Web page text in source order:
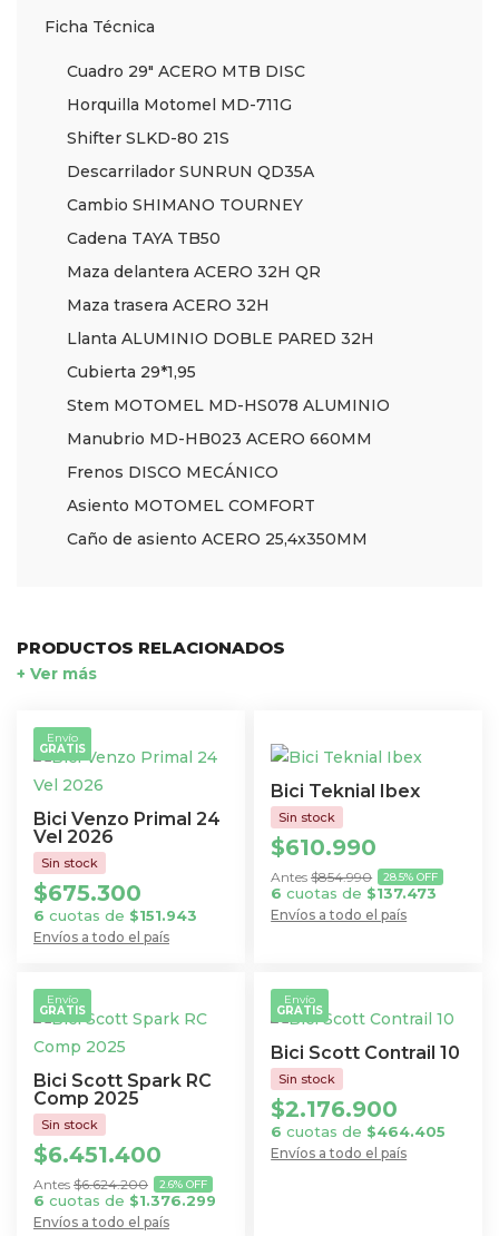
Ficha Técnica
Cuadro 29″ ACERO MTB DISC
Horquilla Motomel MD-711G
Shifter SLKD-80 21S
Descarrilador SUNRUN QD35A
Cambio SHIMANO TOURNEY
Cadena TAYA TB50
Maza delantera ACERO 32H QR
Maza trasera ACERO 32H
Llanta ALUMINIO DOBLE PARED 32H
Cubierta 29*1,95
Stem MOTOMEL MD-HS078 ALUMINIO
Manubrio MD-HB023 ACERO 660MM
Frenos DISCO MECÁNICO
Asiento MOTOMEL COMFORT
Caño de asiento ACERO 25,4x350MM
PRODUCTOS RELACIONADOS
+ Ver más
Bici Venzo Primal 24
Vel 2026
Envío
GRATIS
Envíos a todo el país
$675.300
6 cuotas de $151.943
producto
tiene
múltiples
variantes.
Las
opciones
se
pueden
elegir
Bici Teknial Ibex
Envíos a todo el país
$854.990
$610.990
28.5% OFF
6 cuotas de $137.473
tiene
múltiples
variantes.
Las
opciones
se
pueden
Bici Scott Spark RC
Comp 2025
Envío
GRATIS
Envíos a todo el país
$6.624.200
$6.451.400
2.6% OFF
6 cuotas de $1.376.299
Bici Scott Contrail 10
Envío
GRATIS
Envíos a todo el país
$2.176.900
6 cuotas de $464.405